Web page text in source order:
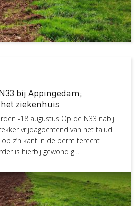
bij Appingedam;
ziekenhuis
-18 augustus Op de N33 nabij
vrijdagochtend van het talud
z’n kant in de berm terecht
is hierbij gewond g…